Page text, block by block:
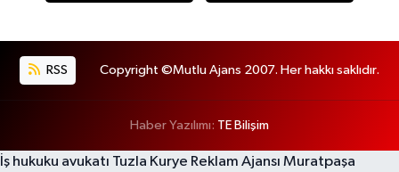
RSS Copyright ©Mutlu Ajans 2007. Her hakkı saklıdır.
Haber Yazılımı: TE Bilişim
İş hukuku avukatı Tuzla Kurye Reklam Ajansı Muratpaşa